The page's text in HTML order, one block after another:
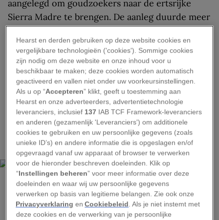
aangelegd om goudzoekers naar de ertsrijke
Sierra Madre te brengen. De aanleg duurde meer
dan een eeuw. Reizigers van nu is het te doen om
het natuurschoon langs de route, die voert door
de grotendeels ongerepte Koperkloof.
Tip:Bezoek in Chihuahua het Nationaal Museum
van de Revolutie, gevestigd in de voormalige
woning van voorman Pancho Villa.
Lees ook:Eerste klas: de 15 mooiste treinreizen
ter wereld.
BLAINE HARRINGTON III
In het noorden van Mexico slingert de spoorlijn Chihuahua al Pacifico zich
door de Koperkloof.
Hearst en derden gebruiken op deze website cookies en
vergelijkbare technologieën ('cookies'). Sommige cookies
zijn nodig om deze website en onze inhoud voor u
beschikbaar te maken; deze cookies worden automatisch
geactiveerd en vallen niet onder uw voorkeursinstellingen.
Als u op “Accepteren” klikt, geeft u toestemming aan
Hearst en onze adverteerders, advertentietechnologie
leveranciers, inclusief 137 IAB TCF Framework-leveranciers
en anderen (gezamenlijk 'Leveranciers') om additionele
cookies te gebruiken en uw persoonlijke gegevens (zoals
unieke ID’s) en andere informatie die is opgeslagen en/of
opgevraagd vanaf uw apparaat of browser te verwerken
voor de hieronder beschreven doeleinden. Klik op
“Instellingen beheren” voor meer informatie over deze
doeleinden en waar wij uw persoonlijke gegevens
verwerken op basis van legitieme belangen. Zie ook onze
Privacyverklaring enCookiebeleid. Als je niet instemt met
deze cookies en de verwerking van je persoonlijke